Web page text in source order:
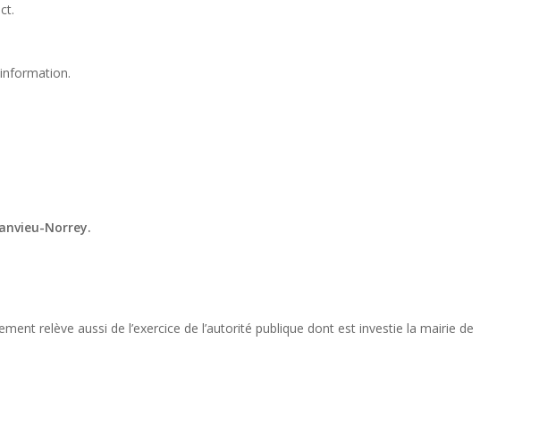
Norrey.
relève aussi de l’exercice de l’autorité publique dont est investie la mairie de